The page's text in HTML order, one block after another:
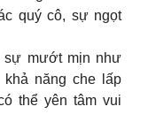
quý cô, sự ngọt
sự mướt mịn như
năng che lấp
thể yên tâm vui